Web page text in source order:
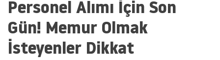
Personel Alımı İçin Son
Gün! Memur Olmak
İsteyenler Dikkat